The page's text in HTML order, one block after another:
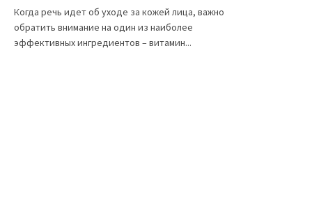
Когда речь идет об уходе за кожей лица, важно
обратить внимание на один из наиболее
эффективных ингредиентов – витамин...